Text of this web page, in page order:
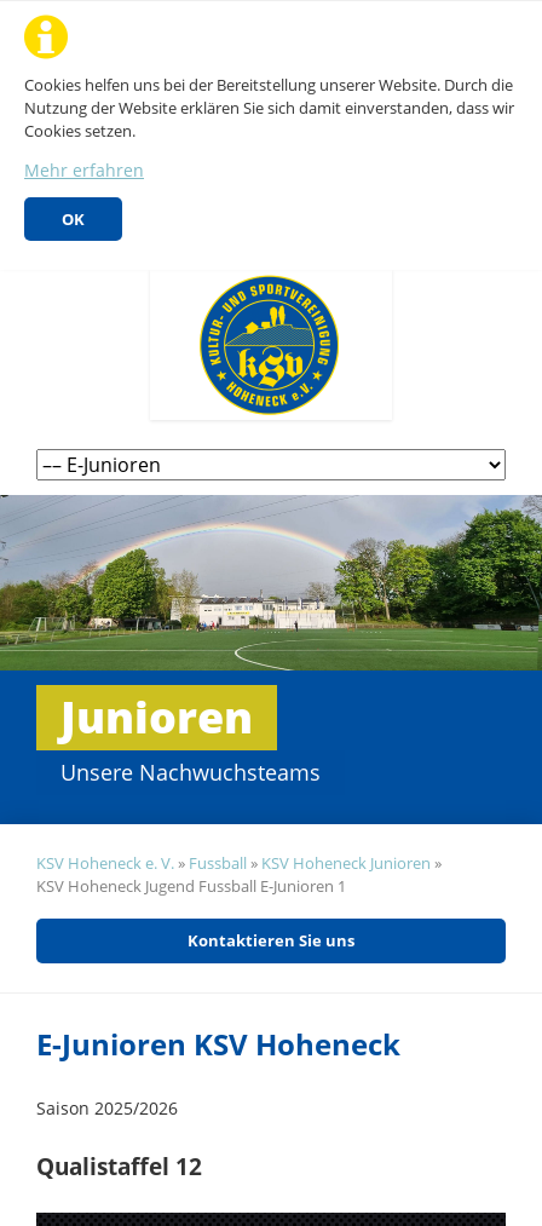
Cookies helfen uns bei der Bereitstellung unserer Website. Durch die
Nutzung der Website erklären Sie sich damit einverstanden, dass wir
Cookies setzen.
Mehr erfahren
OK
Navigation
überspringen
Junioren
Unsere Nachwuchsteams
KSV Hoheneck e. V.» Fussball » KSV Hoheneck Junioren »
KSV Hoheneck Jugend Fussball E-Junioren 1
Kontaktieren Sie uns
E-Junioren KSV Hoheneck
Saison 2025/2026
Qualistaffel 12